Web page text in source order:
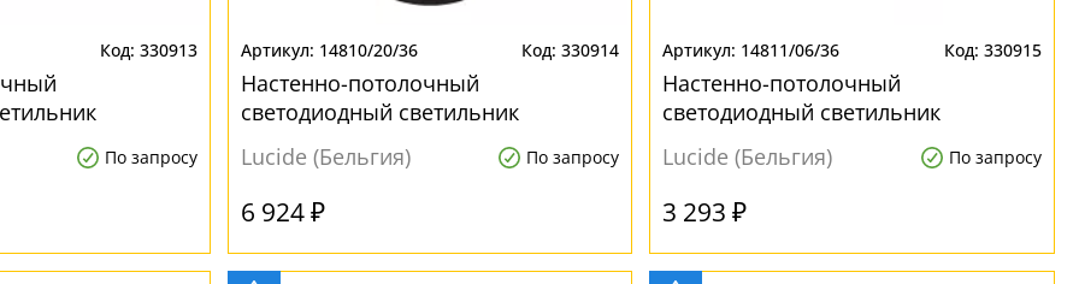
330913
Lucide Hublot
По запросу
14810/20/36 330914
Настенно-потолочный
светодиодный светильник
влагозащищенный Lucide Hublot
Led 14810/20/36
Lucide (Бельгия) По запросу
6 924 ₽
14811/06/36 330915
Настенно-потолочный
светодиодный светильник
влагозащищенный Lucide Hublot
Led 14811/06/36
Lucide (Бельгия) По запросу
3 293 ₽